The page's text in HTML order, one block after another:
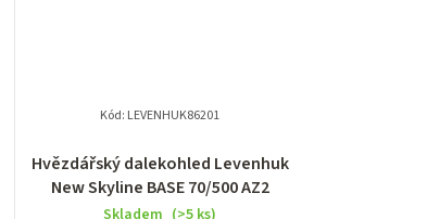
Hvězdářský dalekohled Levenhuk
New Skyline BASE 70/500 AZ2
Kód: LEVENHUK86201